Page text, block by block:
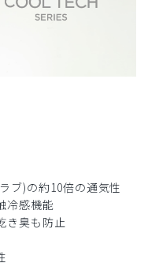
きめ
伸びない
い
、軽い
ブ)の約10倍の通気性
冷感機能
き臭も防止